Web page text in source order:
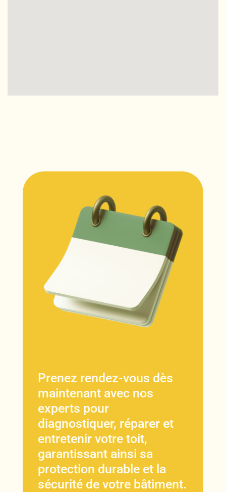
Prenez rendez-vous dès
maintenant avec nos
experts pour
diagnostiquer, réparer et
entretenir votre toit,
garantissant ainsi sa
protection durable et la
sécurité de votre bâtiment.